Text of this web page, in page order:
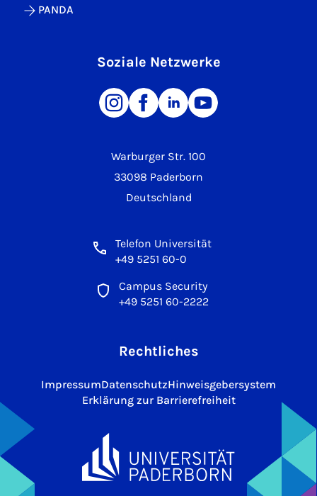
Warburger Str. 100
33098 Paderborn
Deutschland
Telefon Universität
+49 5251 60-0
Campus Security
+49 5251 60-2222
PANDA
Soziale Netzwerke
Rechtliches
ImpressumDatenschutzHinweisgebersystem
Erklärung zur Barrierefreiheit